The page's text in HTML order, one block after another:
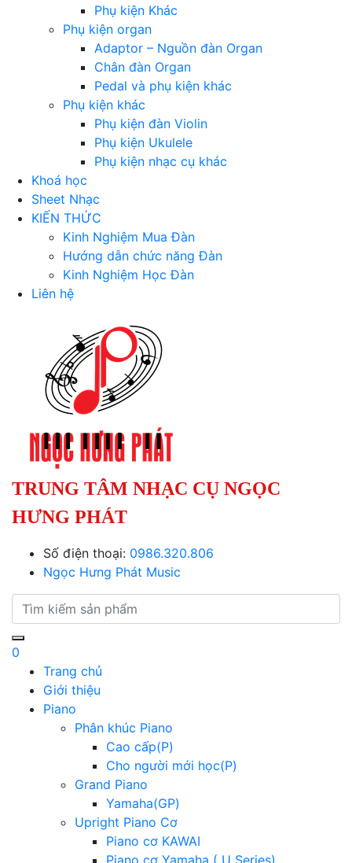
Phụ kiện Khác
Phụ kiện organ
Adaptor – Nguồn đàn Organ
Chân đàn Organ
Pedal và phụ kiện khác
Phụ kiện khác
Phụ kiện đàn Violin
Phụ kiện Ukulele
Phụ kiện nhạc cụ khác
Khoá học
Sheet Nhạc
KIẾN THỨC
Kinh Nghiệm Mua Đàn
Hướng dẫn chức năng Đàn
Kinh Nghiệm Học Đàn
Liên hệ
TRUNG TÂM NHẠC CỤ NGỌC
HƯNG PHÁT
Số điện thoại: 0986.320.806
Ngọc Hưng Phát Music
0
Trang chủ
Giới thiệu
Piano
Phân khúc Piano
Cao cấp(P)
Cho người mới học(P)
Grand Piano
Yamaha(GP)
Upright Piano Cơ
Piano cơ KAWAI
Piano cơ Yamaha ( U Series)